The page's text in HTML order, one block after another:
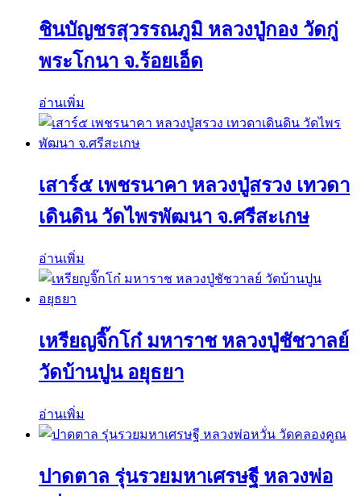
ชินบัญชรสุวรรณภูมิ หลวงปู่กอง วัดกู่
พระโกนา จ.ร้อยเอ็ด
อ่านเพิ่ม
เสาร์๕ เพชรนาคา หลวงปู่สรวง เทวดา
เดินดิน วัดไพรพัฒนา จ.ศรีสะเกษ
อ่านเพิ่ม
เหรียญจิ๊กโก๋ มหาราช หลวงปู่ชัชวาลย์
วัดบ้านปูน อยุธยา
อ่านเพิ่ม
ปาดตาล รุ่นรวยมหาเศรษฐี หลวงพ่อ